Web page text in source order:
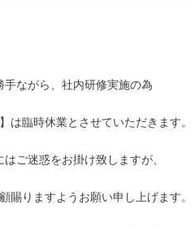
手ながら、社内研修実施の為
は臨時休業とさせていただきます。
はご迷惑をお掛け致しますが、
賜りますようお願い申し上げます。